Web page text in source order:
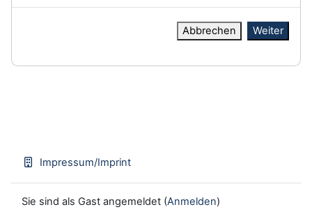
Abbrechen Weiter
Impressum/Imprint
Sie sind als Gast angemeldet (Anmelden)